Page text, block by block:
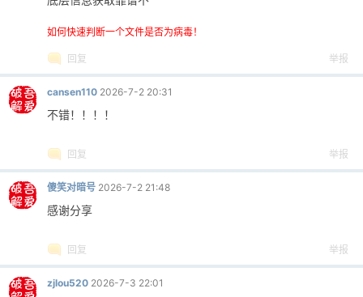
如何快速判断一个文件是否为病毒！
回复 举报
cansen110 2026-7-2 20:31
不错！！！！
回复 举报
傻笑对暗号 2026-7-2 21:48
感谢分享
回复 举报
zjlou520 2026-7-3 22:01